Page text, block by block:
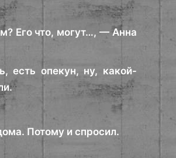
Его что, могут…, — Анна
есть опекун, ну, какой-
Потому и спросил.